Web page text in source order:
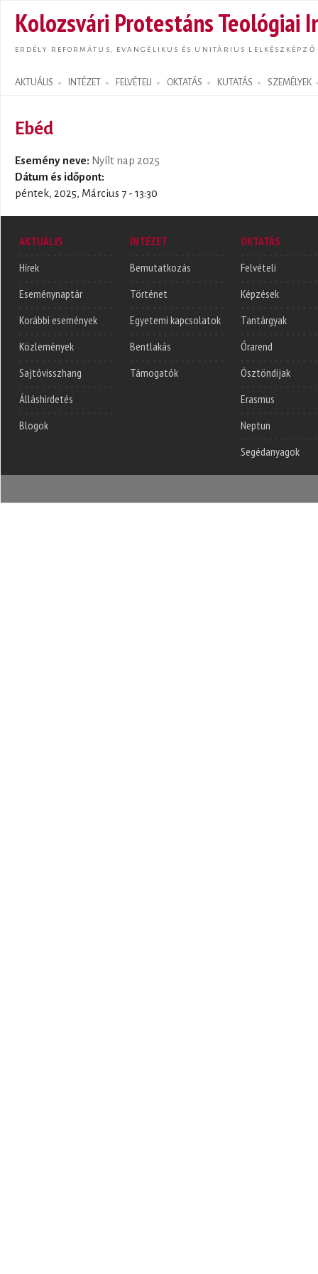
Kolozsvári Protestáns Teológiai
ERDÉLY REFORMÁTUS, EVANGÉLIKUS ÉS UNITÁRIUS LELKÉSZKÉPZŐ
AKTUÁLIS INTÉZET FELVÉTELI OKTATÁS KUTATÁS SZEMÉLYEK
Search form
Ebéd
Esemény neve: Nyílt nap 2025
Dátum és időpont:
péntek, 2025, Március 7 - 13:30
AKTUÁLIS
Hírek
Eseménynaptár
Korábbi események
Közlemények
Sajtóvisszhang
Álláshirdetés
Blogok
INTÉZET
Bemutatkozás
Történet
Egyetemi kapcsolatok
Bentlakás
Támogatók
OKTATÁS
Felvételi
Képzések
Tantárgyak
Órarend
Ösztöndíjak
Erasmus
Neptun
Segédanyagok